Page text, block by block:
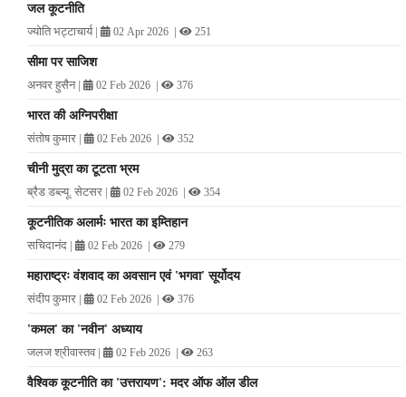
जल कूटनीति
ज्योति भट्टाचार्य| 02 Apr 2026| 251
सीमा पर साजिश
अनवर हुसैन| 02 Feb 2026| 376
भारत की अग्निपरीक्षा
संतोष कुमार| 02 Feb 2026| 352
चीनी मुद्रा का टूटता भ्रम
ब्रैड डब्ल्यू. सेटसर| 02 Feb 2026| 354
कूटनीतिक अलार्मः भारत का इम्तिहान
सचिदानंद | 02 Feb 2026| 279
महाराष्ट्रः वंशवाद का अवसान एवं 'भगवा' सूर्योदय
संदीप कुमार| 02 Feb 2026| 376
'कमल' का 'नवीन' अध्याय
जलज श्रीवास्तव| 02 Feb 2026| 263
वैश्विक कूटनीति का 'उत्तरायण': मदर ऑफ ऑल डील